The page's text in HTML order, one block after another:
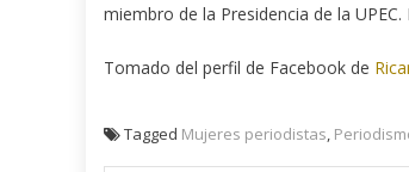
miembro de la Presidencia de la
Tomado del perfil de Facebook de
Tagged Mujeres periodistas,